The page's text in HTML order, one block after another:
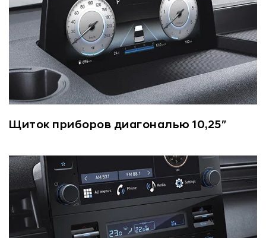
Щиток приборов диагональю 10,25″